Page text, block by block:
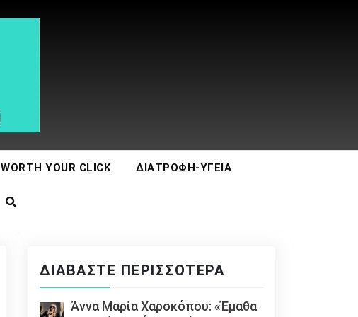
WORTH YOUR CLICK ΔΙΑΤΡΟΦΉ-ΥΓΕΊΑ
ΔΙΑΒΆΣΤΕ ΠΕΡΙΣΣΌΤΕΡΑ
Άννα Μαρία Χαροκόπου: «Έμαθα